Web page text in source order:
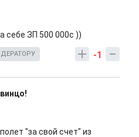
себе ЗП 500 000с ))
-1
"за свой счет" из